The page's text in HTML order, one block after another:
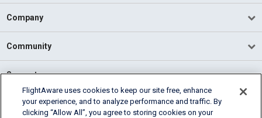
Company
Community
Support
English (USA)
2026 FlightAware
FlightAware uses cookies to keep our site free, enhance
your experience, and to analyze performance and traffic. By
clicking “Allow All”, you agree to storing cookies on your